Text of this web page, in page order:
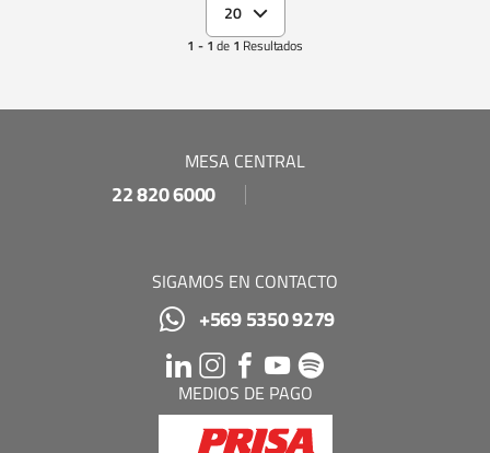
1 - 1 de 1 Resultados
20
MESA CENTRAL
22 820 6000
SIGAMOS EN CONTACTO
+569 5350 9279
MEDIOS DE PAGO